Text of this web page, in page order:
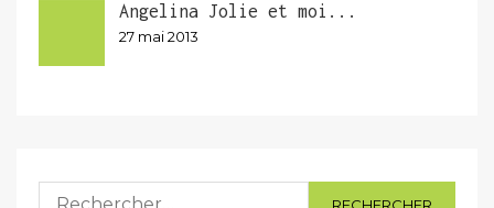
Angelina Jolie et moi...
27 mai 2013
Rechercher :